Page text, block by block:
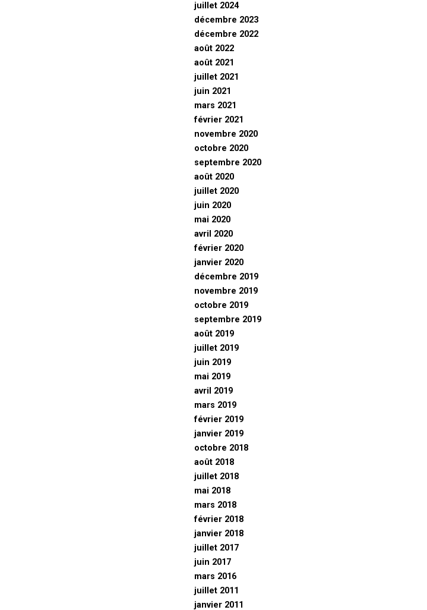
juillet 2024
décembre 2023
décembre 2022
août 2022
août 2021
juillet 2021
juin 2021
mars 2021
février 2021
novembre 2020
octobre 2020
septembre 2020
août 2020
juillet 2020
juin 2020
mai 2020
avril 2020
février 2020
janvier 2020
décembre 2019
novembre 2019
octobre 2019
septembre 2019
août 2019
juillet 2019
juin 2019
mai 2019
avril 2019
mars 2019
février 2019
janvier 2019
octobre 2018
août 2018
juillet 2018
mai 2018
mars 2018
février 2018
janvier 2018
juillet 2017
juin 2017
mars 2016
juillet 2011
janvier 2011